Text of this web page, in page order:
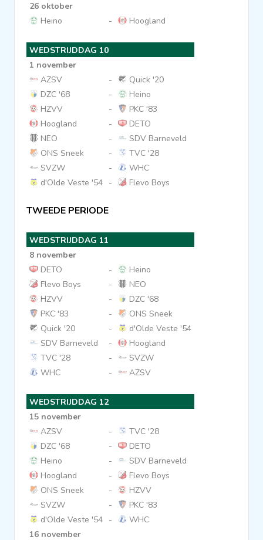
26 oktober
Heino
- Hoogland
WEDSTRIJDDAG 10
1 november
AZSV
-
Quick '20
DZC '68
-
Heino
HZVV
-
PKC '83
Hoogland
-
DETO
NEO
-
SDV Barneveld
ONS Sneek
-
TVC '28
SVZW
-
WHC
d'Olde Veste '54 - Flevo Boys
TWEEDE PERIODE
WEDSTRIJDDAG 11
8 november
DETO
-
Heino
Flevo Boys
-
NEO
HZVV
-
DZC '68
PKC '83
-
ONS Sneek
Quick '20
-
d'Olde Veste '54
SDV Barneveld
-
Hoogland
TVC '28
-
SVZW
WHC
- AZSV
WEDSTRIJDDAG 12
15 november
AZSV
-
TVC '28
DZC '68
-
DETO
Heino
-
SDV Barneveld
Hoogland
-
Flevo Boys
ONS Sneek
-
HZVV
SVZW
-
PKC '83
d'Olde Veste '54 -
WHC
16 november